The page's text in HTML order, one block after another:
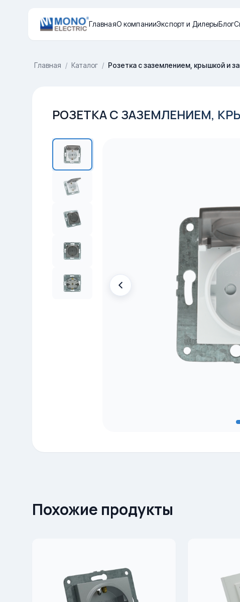
ГлавнаяО компанииЭкспорт и ДилерыБлог
Главная / Каталог / Розетка с заземлением, крышкой и
РОЗЕТКА С ЗАЗЕМЛЕНИЕМ,
Похожие продукты